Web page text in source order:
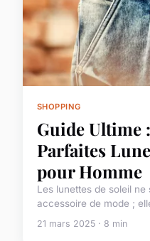
SHOPPING
Guide Ultime
Parfaites
pour Homme
Les lunettes de soleil
accessoire de mode ;
21 mars 2025 · 8 min